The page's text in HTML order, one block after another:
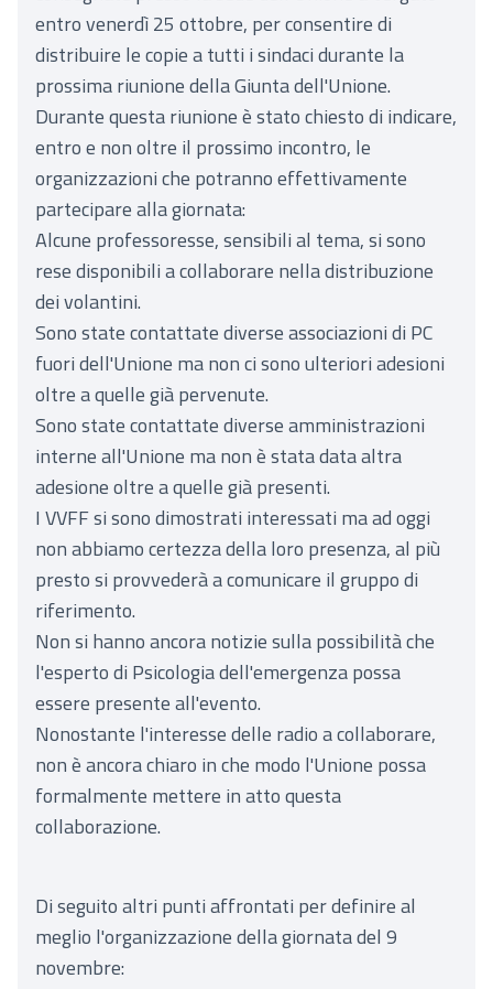
entro venerdì 25 ottobre, per consentire di
distribuire le copie a tutti i sindaci durante la
prossima riunione della Giunta dell'Unione.
Durante questa riunione è stato chiesto di indicare,
entro e non oltre il prossimo incontro, le
organizzazioni che potranno effettivamente
partecipare alla giornata:
Alcune professoresse, sensibili al tema, si sono
rese disponibili a collaborare nella distribuzione
dei volantini.
Sono state contattate diverse associazioni di PC
fuori dell'Unione ma non ci sono ulteriori adesioni
oltre a quelle già pervenute.
Sono state contattate diverse amministrazioni
interne all'Unione ma non è stata data altra
adesione oltre a quelle già presenti.
I VVFF si sono dimostrati interessati ma ad oggi
non abbiamo certezza della loro presenza, al più
presto si provvederà a comunicare il gruppo di
riferimento.
Non si hanno ancora notizie sulla possibilità che
l'esperto di Psicologia dell'emergenza possa
essere presente all'evento.
Nonostante l'interesse delle radio a collaborare,
non è ancora chiaro in che modo l'Unione possa
formalmente mettere in atto questa
collaborazione.
Di seguito altri punti affrontati per definire al
meglio l'organizzazione della giornata del 9
novembre: